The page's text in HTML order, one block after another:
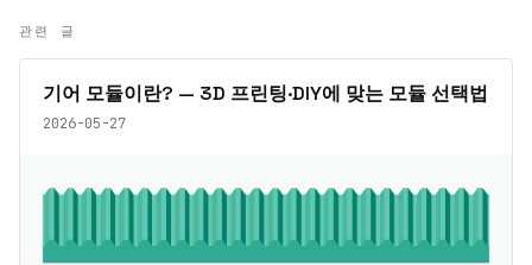
관련 글
기어 모듈이란? — 3D 프린팅·DIY에 맞는 모듈 선택법
2026-05-27